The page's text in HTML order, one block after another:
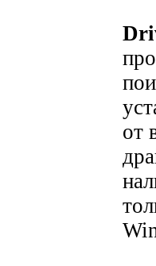
от